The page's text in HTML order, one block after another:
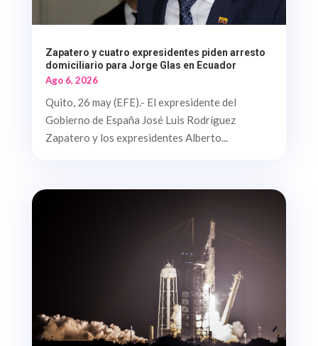
Zapatero y cuatro expresidentes piden arresto
domiciliario para Jorge Glas en Ecuador
Ago 6, 2026
Quito, 26 may (EFE).- El expresidente del
Gobierno de España José Luis Rodríguez
Zapatero y los expresidentes Alberto...